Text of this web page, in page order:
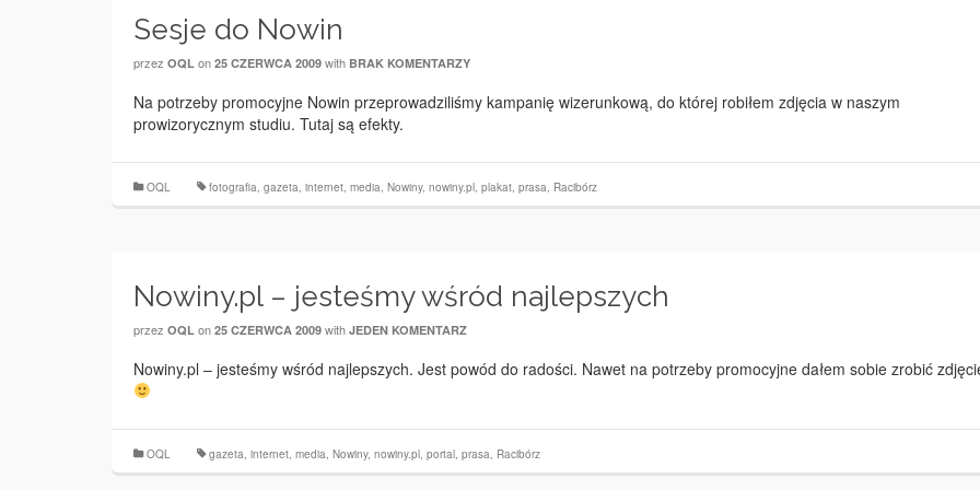
Sesje do Nowin
przez OQL on 25 CZERWCA 2009 with BRAK KOMENTARZY
Na potrzeby promocyjne Nowin przeprowadziliśmy kampanię wizerunkową, do której robiłem zdjęcia w naszym
prowizorycznym studiu. Tutaj są efekty.
OQL fotografia, gazeta, internet, media, Nowiny, nowiny.pl, plakat, prasa, Racibórz
Nowiny.pl – jesteśmy wśród najlepszych
przez OQL on 25 CZERWCA 2009 with JEDEN KOMENTARZ
Nowiny.pl – jesteśmy wśród najlepszych. Jest powód do radości. Nawet na potrzeby promocyjne dałem sobie zrobić
OQL gazeta, internet, media, Nowiny, nowiny.pl, portal, prasa, Racibórz